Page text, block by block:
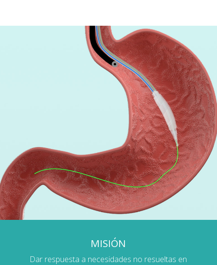
MISIÓN
Dar respuesta a necesidades no resueltas en